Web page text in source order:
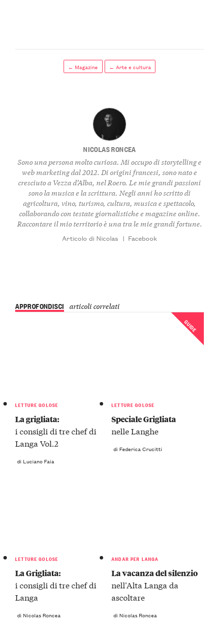
← Magazine ← Arte e cultura
NICOLAS RONCEA
Sono una persona molto curiosa. Mi occupo di storytelling e
web marketing dal 2012. Di origini francesi, sono nato e
cresciuto a Vezza d’Alba, nel Roero. Le mie grandi passioni
sono la musica e la scrittura. Negli anni ho scritto di
agricoltura, vino, turismo, cultura, musica e spettacolo,
collaborando con testate giornalistiche e magazine online.
Raccontare il mio territorio è una tra le mie grandi fortune.
Articolo di Nicolas | Facebook
APPROFONDISCI articoli correlati
LETTURE GOLOSE
La grigliata:
i consigli di tre chef di
Langa Vol.2
di Luciano Faia
GUIDE
LETTURE GOLOSE
Speciale Grigliata
nelle Langhe
di Federica Crucitti
LETTURE GOLOSE
La Grigliata:
i consigli di tre chef di
Langa
di Nicolas Roncea
ANDAR PER LANGA
La vacanza del silenzio
nell'Alta Langa da
ascoltare
di Nicolas Roncea